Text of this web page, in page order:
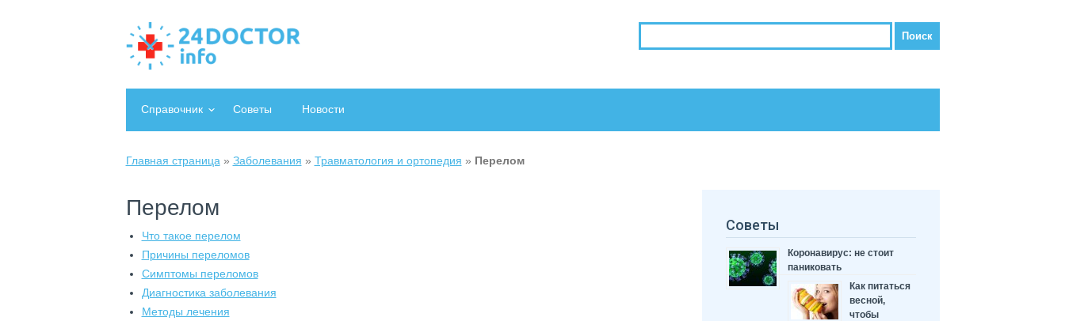
Справочник Советы Новости
Главная страница » Заболевания » Травматология и ортопедия » Перелом
Перелом
Что такое перелом
Причины переломов
Симптомы переломов
Диагностика заболевания
Методы лечения
Советы
Коронавирус: не стоит
паниковать
Как питаться
весной,
чтобы